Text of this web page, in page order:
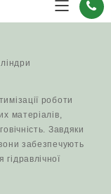
роботи
матеріалів,
Завдяки
забезпечують